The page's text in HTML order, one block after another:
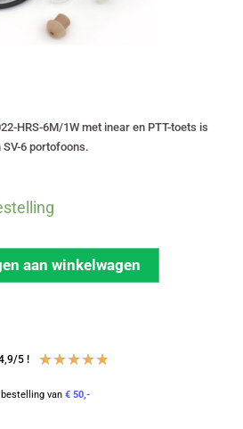
HRS-6M/1W met inear en PTT-toets is
SV-6 portofoons.
aan winkelwagen
5 ! ★★★★★
van € 50,-